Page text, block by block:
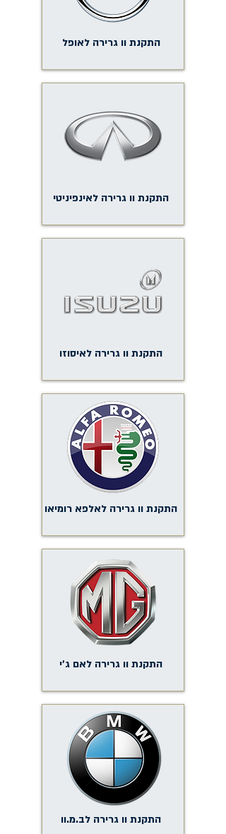
התקנת וו גרירה לאופל
התקנת וו גרירה לאינפיניטי
התקנת וו גרירה לאיסוזו
התקנת וו גרירה לאלפא רומיאו
התקנת וו גרירה לאם ג'י
התקנת וו גרירה לב.מ.וו